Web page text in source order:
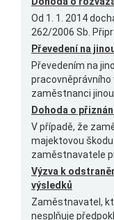
Od 1. 1. 2014
262/2006 Sb.
Převedení na
Převedením na
zaměstnanci jinou
Dohoda o
V případě, že
majektovou
zaměstnavatele
Výzva k
výsledků
Zaměstnavatel,
nesplňuje